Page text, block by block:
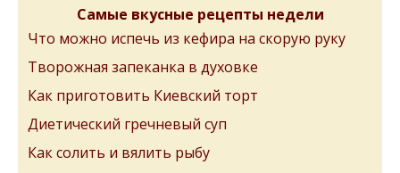
Самые вкусные рецепты недели
Что можно испечь из кефира на скорую руку
Творожная запеканка в духовке
Как приготовить Киевский торт
Диетический гречневый суп
Как солить и вялить рыбу